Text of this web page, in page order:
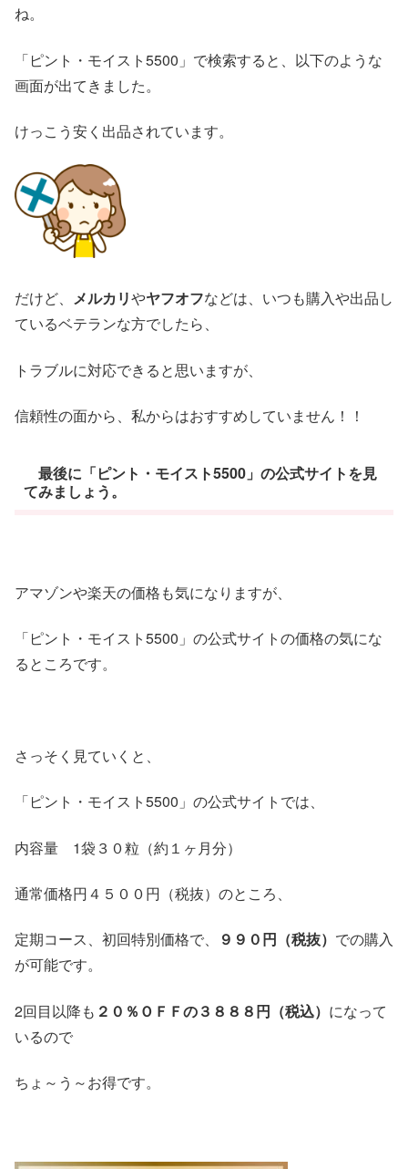
ね。
「ピント・モイスト5500」で検索すると、以下のような
画面が出てきました。
けっこう安く出品されています。
だけど、 メルカリやヤフオフなどは、いつも購入や出品し
ているベテランな方でしたら、
トラブルに対応できると思いますが、
信頼性の面から、私からはおすすめしていません！！
最後に「ピント・モイスト5500」の公式サイトを見
てみましょう。
アマゾンや楽天の価格も気になりますが、
「ピント・モイスト5500」の公式サイトの価格の気にな
るところです。
さっそく見ていくと、
「ピント・モイスト5500」の公式サイトでは、
内容量 1袋３０粒（約１ヶ月分）
通常価格円４５００円（税抜）のところ、
定期コース、初回特別価格で、 ９９０円（税抜） での購入
が可能です。
2回目以降も ２０％ＯＦＦの３８８８円（税込） になって
いるので
ちょ～う～お得です。